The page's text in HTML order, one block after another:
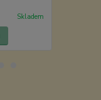
Skladem